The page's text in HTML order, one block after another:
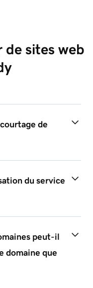
de sites web
de
du service
peut-il
domaine que